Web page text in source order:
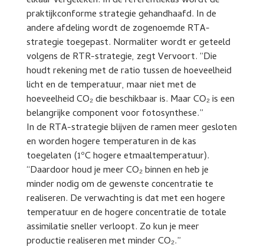
praktijkconforme strategie gehandhaafd. In de
andere afdeling wordt de zogenoemde RTA-
strategie toegepast. Normaliter wordt er geteeld
volgens de RTR-strategie, zegt Vervoort. “Die
houdt rekening met de ratio tussen de hoeveelheid
licht en de temperatuur, maar niet met de
hoeveelheid CO₂ die beschikbaar is. Maar CO₂ is een
belangrijke component voor fotosynthese.”
In de RTA-strategie blijven de ramen meer gesloten
en worden hogere temperaturen in de kas
toegelaten (1ºC hogere etmaaltemperatuur).
“Daardoor houd je meer CO₂ binnen en heb je
minder nodig om de gewenste concentratie te
realiseren. De verwachting is dat met een hogere
temperatuur en de hogere concentratie de totale
assimilatie sneller verloopt. Zo kun je meer
productie realiseren met minder CO₂.”